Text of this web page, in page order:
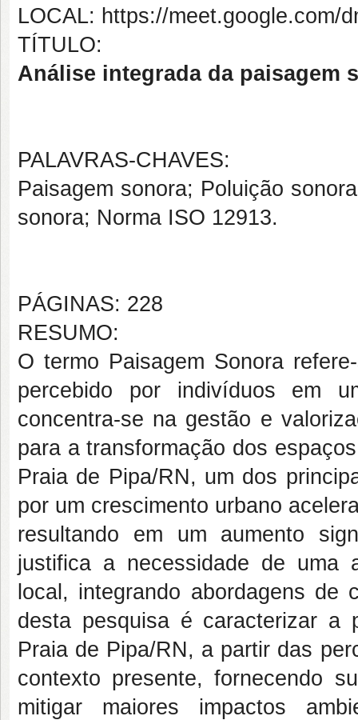
LOCAL: https://meet.google.com/
TÍTULO:
Análise integrada da paisagem
PALAVRAS-CHAVES:
Paisagem sonora; Poluição
sonora; Norma ISO 12913.
PÁGINAS: 228
RESUMO:
O termo Paisagem Sonora
percebido por indivíduos em
concentra-se na gestão e
para a transformação dos
Praia de Pipa/RN, um dos
por um crescimento urbano
resultando em um aumento
justifica a necessidade de uma
local, integrando abordagens
desta pesquisa é caracterizar a
Praia de Pipa/RN, a partir das
contexto presente, fornecendo
mitigar maiores impactos